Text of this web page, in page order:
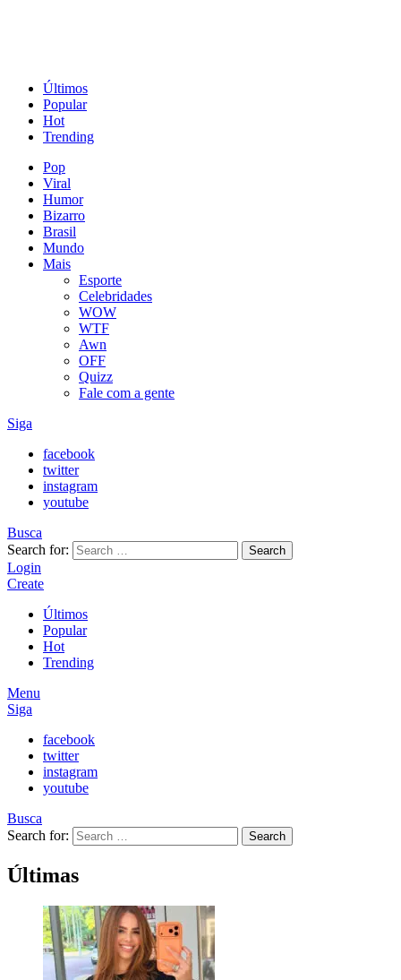
Últimos
Popular
Hot
Trending
Pop
Viral
Humor
Bizarro
Brasil
Mundo
Mais
Esporte
Celebridades
WOW
WTF
Awn
OFF
Quizz
Fale com a gente
Siga
facebook
twitter
instagram
youtube
Busca
Search for:
Search
Login
Create
Últimos
Popular
Hot
Trending
Menu
Siga
facebook
twitter
instagram
youtube
Busca
Search for:
Search
Últimas